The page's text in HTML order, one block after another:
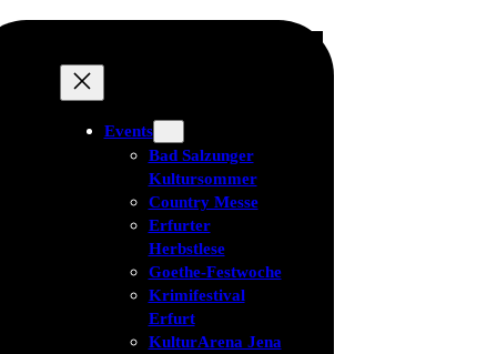
Events
Bad Salzunger
Kultursommer
Country Messe
Erfurter
Herbstlese
Goethe-Festwoche
Krimifestival
Erfurt
KulturArena Jena